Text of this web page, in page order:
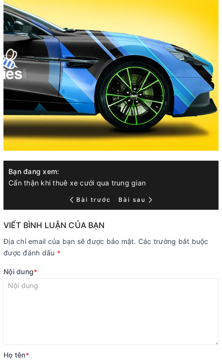
Bạn đang xem:
Cẩn thận khi thuê xe cưới qua trung gian
Bài trước Bài sau
VIẾT BÌNH LUẬN CỦA BẠN
Địa chỉ email của bạn sẽ được bảo mật. Các trường bắt buộc
được đánh dấu *
Nội dung*
Họ tên*